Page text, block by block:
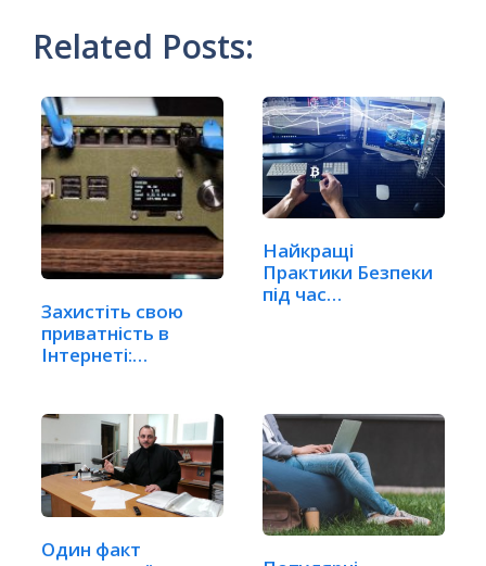
Related Posts:
Захистіть свою
приватність в
Інтернеті:
Найкращі
Практики Безпеки
під час
Один факт